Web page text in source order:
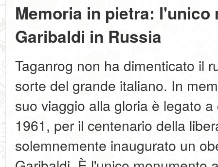
Memoria in pietra: l'unico
Garibaldi in Russia
Taganrog non ha dimenticato il
sorte del grande italiano. In
suo viaggio alla gloria è legato
1961, per il centenario della
solemnemente inaugurato un